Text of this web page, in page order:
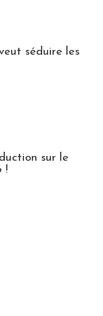
séduire les
sur le
!